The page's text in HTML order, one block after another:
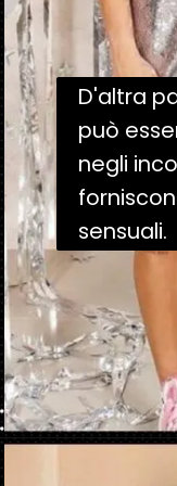
D'altra
può
negli
sensuali.
D'altra
può
negli
sensuali.